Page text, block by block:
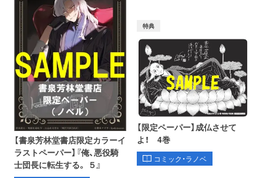
【書泉芳林堂書店限定カラーイ
ラストペーパー】『俺、悪役騎
士団長に転生する。 ５』
特典
【限定ペーパー】成仏させて
よ！ 4巻
コミック・ラノベ